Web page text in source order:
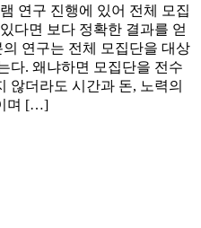
연구 진행에 있어 전체 모집
다면 보다 정확한 결과를 얻
연구는 전체 모집단을 대상
다. 왜냐하면 모집단을 전수
않더라도 시간과 돈, 노력의
며 […]